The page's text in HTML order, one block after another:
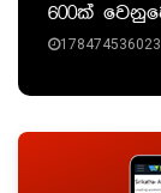
600ක්